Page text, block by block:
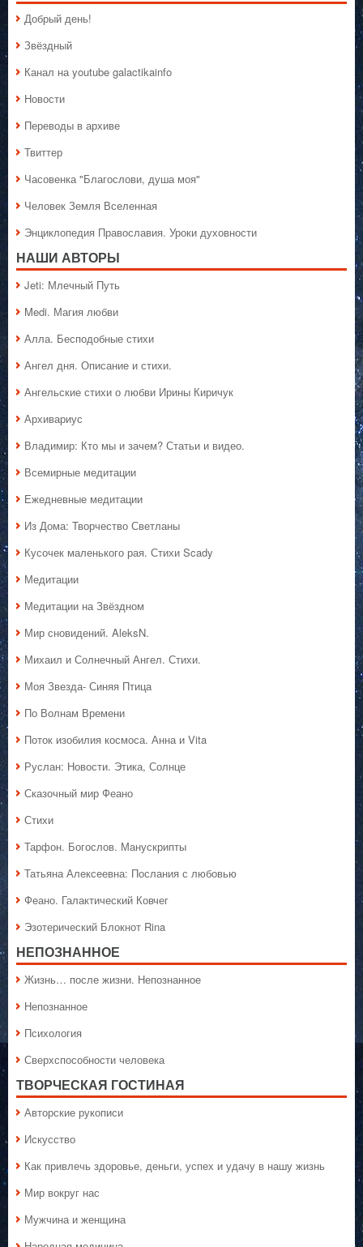
Добрый день!
Звёздный
Канал на youtube galactikainfo
Новости
Переводы в архиве
Твиттер
Часовенка "Благослови, душа моя"
Человек Земля Вселенная
Энциклопедия Православия. Уроки духовности
НАШИ АВТОРЫ
Jeti: Млечный Путь
Medi. Магия любви
Алла. Бесподобные стихи
Ангел дня. Описание и стихи.
Ангельские стихи о любви Ирины Киричук
Архивариус
Владимир: Кто мы и зачем? Статьи и видео.
Всемирные медитации
Ежедневные медитации
Из Дома: Творчество Светланы
Кусочек маленького рая. Стихи Scady
Медитации
Медитации на Звёздном
Мир сновидений. AleksN.
Михаил и Солнечный Ангел. Стихи.
Моя Звезда- Синяя Птица
По Волнам Времени
Поток изобилия космоса. Анна и Vita
Руслан: Новости. Этика, Солнце
Сказочный мир Феано
Стихи
Тарфон. Богослов. Манускрипты
Татьяна Алексеевна: Послания с любовью
Феано. Галактический Ковчег
Эзотерический Блокнот Rina
НЕПОЗНАННОЕ
Жизнь… после жизни. Непознанное
Непознанное
Психология
Сверхспособности человека
ТВОРЧЕСКАЯ ГОСТИНАЯ
Авторские рукописи
Искусство
Как привлечь здоровье, деньги, успех и удачу в нашу жизнь
Мир вокруг нас
Мужчина и женщина